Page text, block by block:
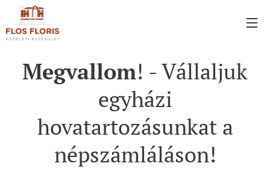
Megvallom! - Vállaljuk
egyházi
hovatartozásunkat a
népszámláláson!